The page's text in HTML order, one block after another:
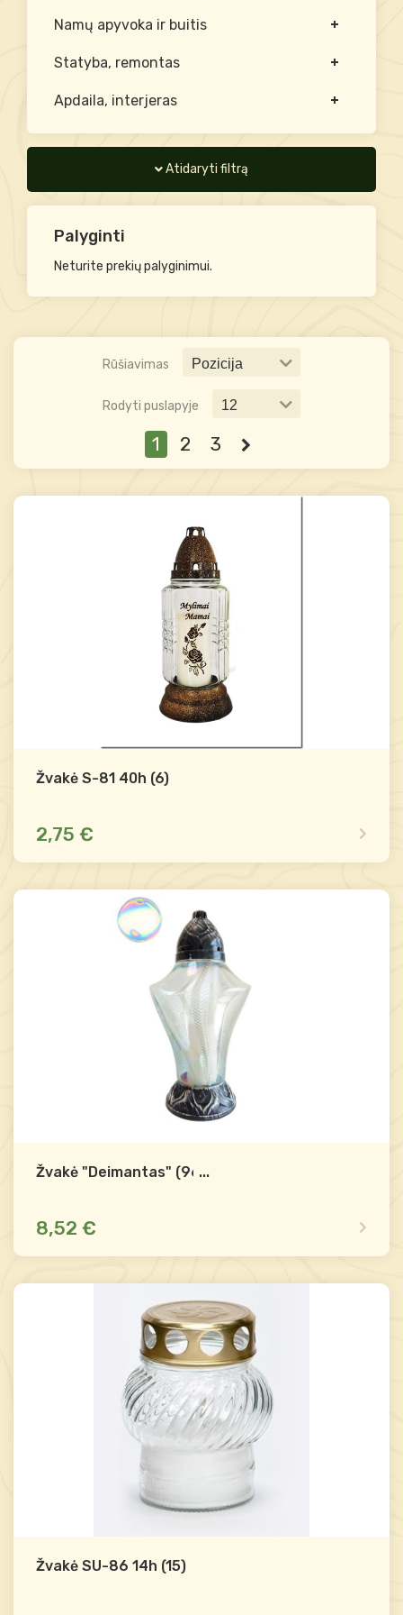
Namų apyvoka ir buitis
Statyba, remontas
Apdaila, interjeras
Atidaryti filtrą
Palyginti
Neturite prekių palyginimui.
Rūšiavimas
Rodyti puslapyje
1 2 3
Žvakė S-81 40h (6)
2,75 €
Žvakė "Deimantas" (96h)
...
8,52 €
+
Žvakė SU-86 14h (15)